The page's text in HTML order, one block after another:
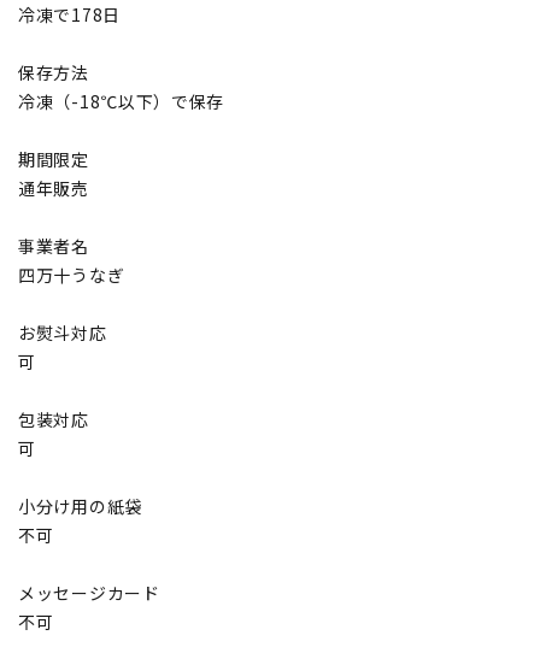
冷凍で178日
保存方法
冷凍（-18℃以下）で保存
期間限定
通年販売
事業者名
四万十うなぎ
お熨斗対応
可
包装対応
可
小分け用の紙袋
不可
メッセージカード
不可